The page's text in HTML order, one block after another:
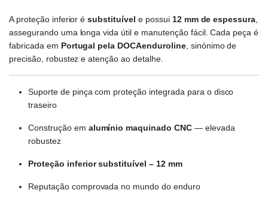
A proteção inferior ésubstituível e possui 12 mm de espessura,
assegurando uma longa vida útil e manutenção fácil. Cada peça é
fabricada em Portugal pela DOCAenduroline, sinónimo de
precisão, robustez e atenção ao detalhe.
Suporte de pinça com proteção integrada para o disco
traseiro
Construção em alumínio maquinado CNC— elevada
robustez
Proteção inferior substituível – 12 mm
Reputação comprovada no mundo do enduro